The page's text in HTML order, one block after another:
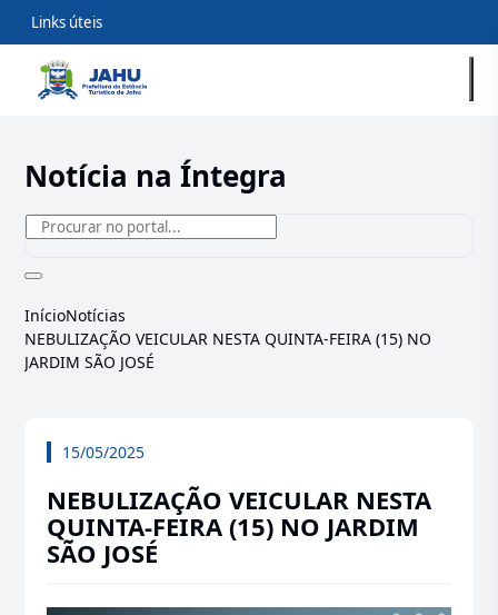
Links úteis
Notícia na Íntegra
InícioNotícias
NEBULIZAÇÃO VEICULAR NESTA QUINTA-FEIRA (15) NO
JARDIM SÃO JOSÉ
15/05/2025
NEBULIZAÇÃO VEICULAR NESTA
QUINTA-FEIRA (15) NO JARDIM
SÃO JOSÉ